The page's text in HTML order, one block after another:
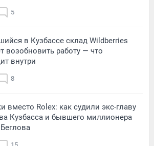
5
в Кузбассе склад Wildberries
возобновить работу — что
внутри
8
вместо Rolex: как судили экс-главу
Кузбасса и бывшего миллионера